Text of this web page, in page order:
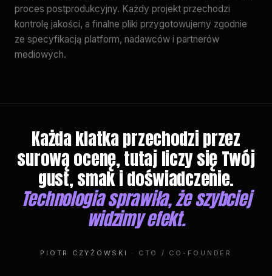
proces postprodukcyjny. Każdy projekt przechodzi
kontrolę jakości, a finalne pliki przygotowujemy zgodnie
ze specyfikacją platform, nadawców i partnerów
mediowych.
Każda klatka przechodzi przez
surową ocenę, tutaj liczy się Twój
gust, smak i doświadczenie.
Technologia sprawiła, że szybciej
widzimy efekt.
PIOTR CZYŻOWSKI · CTO / CO-FOUNDER